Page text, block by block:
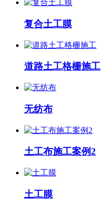
复合土工膜
道路土工格栅施工
无纺布
土工布施工案例2
土工膜